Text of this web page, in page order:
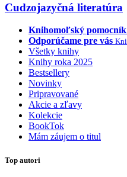
Cudzojazyčná literatúra
Knihomoľský pomocník
Odporúčame pre vás
Všetky knihy
Knihy roka 2025
Bestsellery
Novinky
Pripravované
Akcie a zľavy
Kolekcie
BookTok
Mám záujem o titul
Top autori